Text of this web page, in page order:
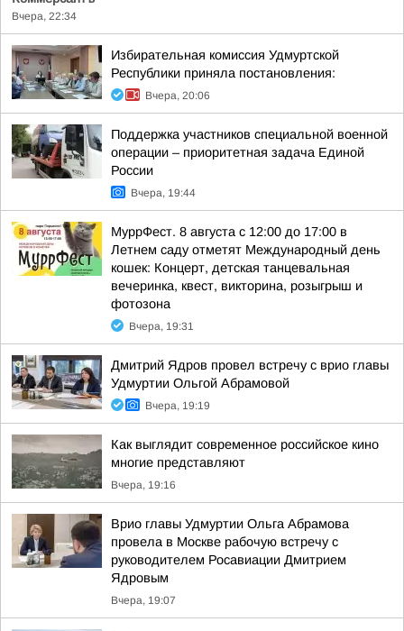
Вчера, 22:34
Избирательная комиссия Удмуртской
Республики приняла постановления:
Вчера, 20:06
Поддержка участников специальной военной
операции – приоритетная задача Единой
России
Вчера, 19:44
МуррФест. 8 августа с 12:00 до 17:00 в
Летнем саду отметят Международный день
кошек: Концерт, детская танцевальная
вечеринка, квест, викторина, розыгрыш и
фотозона
Вчера, 19:31
Дмитрий Ядров провел встречу с врио главы
Удмуртии Ольгой Абрамовой
Вчера, 19:19
Как выглядит современное российское кино
многие представляют
Вчера, 19:16
Врио главы Удмуртии Ольга Абрамова
провела в Москве рабочую встречу с
руководителем Росавиации Дмитрием
Ядровым
Вчера, 19:07